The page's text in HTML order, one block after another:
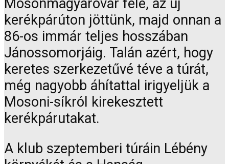
Mosonmagyaróvár felé, az új
kerékpárúton jöttünk, majd onnan a
86-os immár teljes hosszában
Jánossomorjáig. Talán azért, hogy
keretes szerkezetűvé téve a túrát,
még nagyobb áhítattal irigyeljük a
Mosoni-síkról kirekesztett
kerékpárutakat.
A klub szeptemberi túráin Lébény